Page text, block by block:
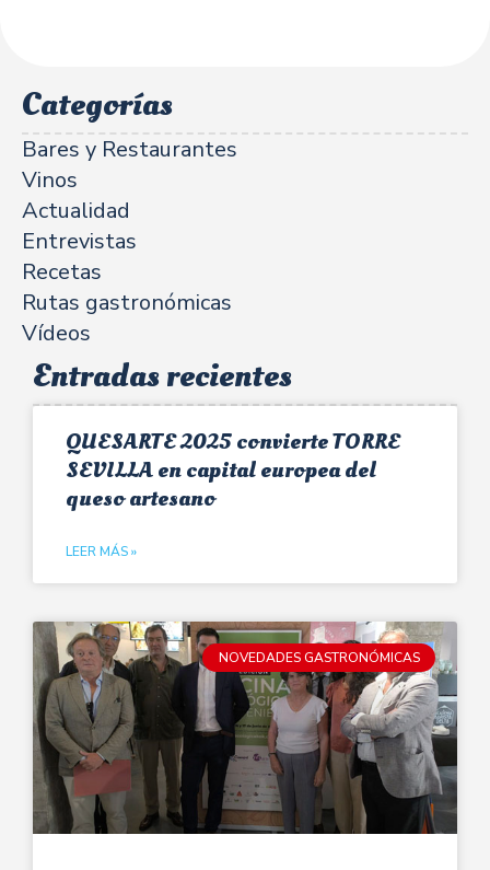
Categorías
Bares y Restaurantes
Vinos
Actualidad
Entrevistas
Recetas
Rutas gastronómicas
Vídeos
Entradas recientes
QUESARTE 2025 convierte TORRE
SEVILLA en capital europea del
queso artesano
LEER MÁS »
NOVEDADES GASTRONÓMICAS